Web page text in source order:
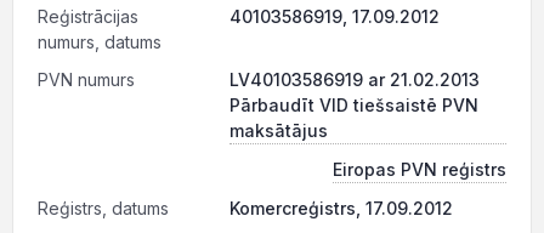
Reģistrācijas
numurs, datums
40103586919, 17.09.2012
PVN numurs
LV40103586919 ar 21.02.2013
Pārbaudīt VID tiešsaistē PVN
maksātājus
Eiropas PVN reģistrs
Reģistrs, datums
Komercreģistrs, 17.09.2012